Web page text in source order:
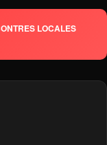
LOCALES